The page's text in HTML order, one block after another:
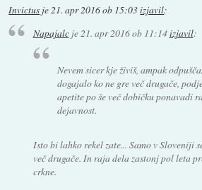
Invictus je21. apr 2016 ob 15:03izjavil:
Napajalcje21. apr 2016 ob 11:14izjavil:
Nevem sicer kje živiš, ampak
dogajalo ko ne gre več drugače,
apetite po še več dobičku ponavadi
dejavnost.
Isto bi lahko rekel zate... Samo v Sloveniji
več drugače. In raja dela zastonj pol leta
crkne.